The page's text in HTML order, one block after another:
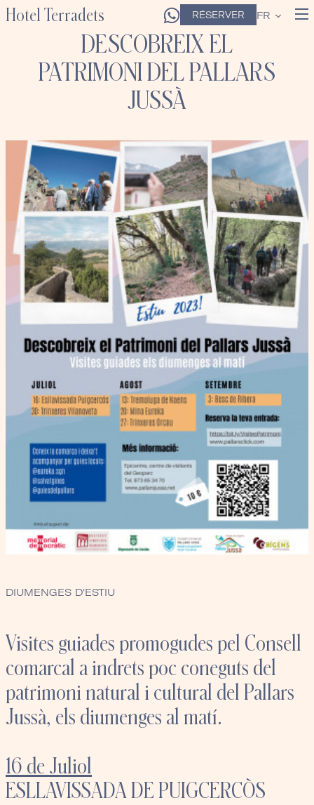
Hotel Terradets RÉSERVER FR
DESCOBREIX EL
PATRIMONI DEL PALLARS
JUSSÀ
DIUMENGES D'ESTIU
Visites guiades promogudes pel Consell
comarcal a indrets poc coneguts del
patrimoni natural i cultural del Pallars
Jussà, els diumenges al matí.
16 de Juliol
ESLLAVISSADA DE PUIGCERCÒS